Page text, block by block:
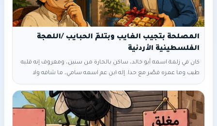
المصلحة بتجيب الغايب وبتلمّ الحبايب /اللهجة
الفلسطينية الأردنية
كان في زلمة اسمه أبو خالد، ساكن بالحارة من سنين، ومعروف إنه قلبه
طيب وما عمره قصّر مع حدا. إله ابن عم اسمه سامي، ما شافه ولا
سمع صوته من أكثر من ست سنين. سامي لا بيسأل، ولا بعايد، ولا حتى
بمرّ عليه يزوره. وأبو خالد بالأخير تعوّد على غيبته. بيوم من الأيام، فجأة رنّ
التلفون. أبو خالد رد: “ألو؟” طلع سامي. وبصوت كله حب قال: “يا زلمة!
وينك